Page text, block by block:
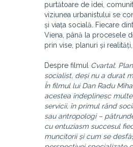
purtătoare de idei,
viziunea urbanistului se
și viața socială. Fiecare
Viena, până la procesele
prin vise, planuri și
Despre filmul Cvartal:
socialist, deși nu a durat
În filmul lui Dan Radu
acestea îndeplinesc
servicii, în primul rând
sau antropologi –
cu entuziasm succesul
muncitorii și cum se